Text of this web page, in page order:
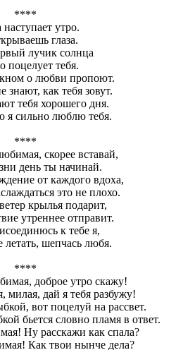
****
утро.
глаза.
лучик солнца
поцелует тебя.
о любви пропоют.
знают, как тебя зовут.
тебя хорошего дня.
я сильно люблю тебя.
****
скорее вставай,
день ты начинай.
от каждого вдоха,
это не плохо.
крылья подарит,
утреннее отправит.
к тебе я,
летать, шепчась любя.
****
доброе утро скажу!
милая, дай я тебя разбужу!
вот поцелуй на рассвет.
бьется словно пламя в ответ.
Ну расскажи как спала?
Как твои нынче дела?